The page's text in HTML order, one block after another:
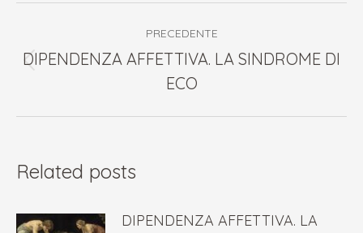
tra
post
PRECEDENTE
Post
precedente:
DIPENDENZA AFFETTIVA. LA SINDROME DI
ECO
Related posts
DIPENDENZA AFFETTIVA. LA